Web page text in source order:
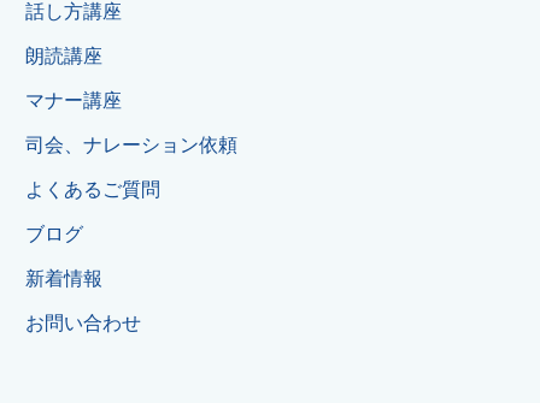
話し方講座
朗読講座
マナー講座
司会、ナレーション依頼
よくあるご質問
ブログ
新着情報
お問い合わせ